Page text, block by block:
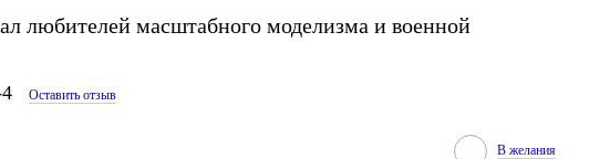
любителей масштабного моделизма и военной
Оставить отзыв
В желания